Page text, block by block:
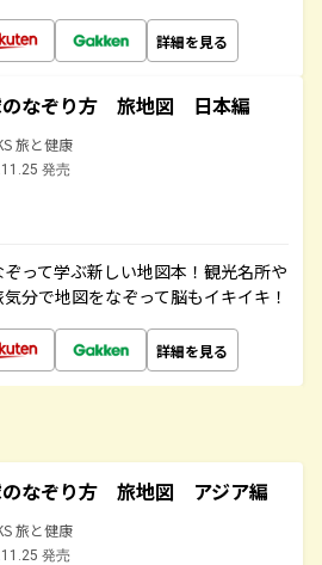
詳細を見る
のなぞり方 旅地図 日本編
旅と健康
発売
って学ぶ新しい地図本！観光名所や
分で地図をなぞって脳もイキイキ！
詳細を見る
のなぞり方 旅地図 アジア編
旅と健康
発売